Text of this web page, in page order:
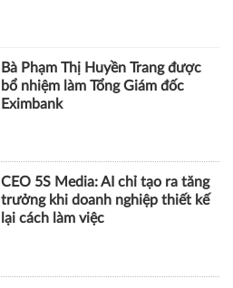
Bà Phạm Thị Huyền Trang được
bổ nhiệm làm Tổng Giám đốc
Eximbank
CEO 5S Media: AI chỉ tạo ra tăng
trưởng khi doanh nghiệp thiết kế
lại cách làm việc